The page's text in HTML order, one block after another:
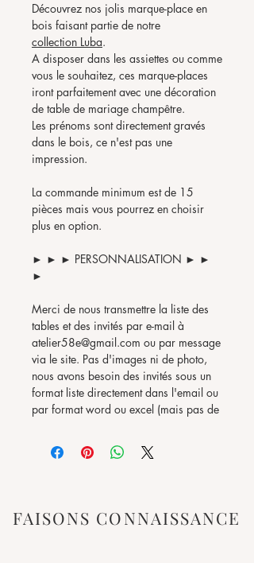
Découvrez nos jolis marque-place en
bois faisant partie de notre
collection Luba.
A disposer dans les assiettes ou comme
vous le souhaitez, ces marque-places
iront parfaitement avec une décoration
de table de mariage champêtre.
Les prénoms sont directement gravés
dans le bois, ce n'est pas une
impression.
La commande minimum est de 15
pièces mais vous pourrez en choisir
plus en option.
► ► ► PERSONNALISATION ► ►
►
Merci de nous transmettre la liste des
tables et des invités par e-mail à
atelier58e@gmail.com ou par message
via le site. Pas d'images ni de photo,
nous avons besoin des invités sous un
format liste directement dans l'email ou
par format word ou excel (mais pas de
en liste)
Comme pour la majorité de nos
Vérifiez bien les fautes d'orthographes
svp car le texte sera gravé à l'identique.
FAISONS CONNAISSANCE